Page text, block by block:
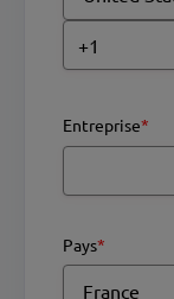
Entreprise*
Pays*